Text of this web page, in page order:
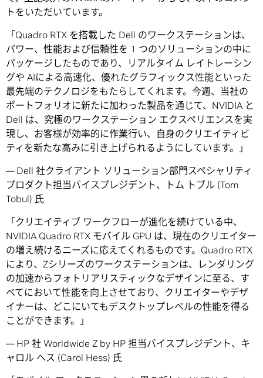
トをいただいています。
「Quadro RTX を搭載した Dell のワークステーションは、
パワー、性能および信頼性を 1 つのソリューションの中に
パッケージしたものであり、リアルタイム レイトレーシン
グや AIによる高速化、優れたグラフィックス性能といった
最先端のテクノロジをもたらしてくれます。今週、当社の
ポートフォリオに新たに加わった製品を通じて、NVIDIA と
Dell は、究極のワークステーション エクスペリエンスを実
現し、お客様が効率的に作業行い、自身のクリエイティビ
ティを新たな高みに引き上げられるようにしています。」
— Dell 社クライアント ソリューション部門スペシャリティ
プロダクト担当バイスプレジデント、トム トブル (Tom
Tobul) 氏
「クリエイティブ ワークフローが進化を続けている中、
NVIDIA Quadro RTX モバイル GPU は、現在のクリエイター
の増え続けるニーズに応えてくれるものです。Quadro RTX
により、Zシリーズのワークステーションは、レンダリング
の加速からフォトリアリスティックなデザインに至る、す
べてにおいて性能を向上させており、クリエイターやデザ
イナーは、どこにいてもデスクトップレベルの性能を得る
ことができます。」
— HP 社 Worldwide Z by HP 担当バイスプレジデント、キ
ャロル ヘス (Carol Hess) 氏